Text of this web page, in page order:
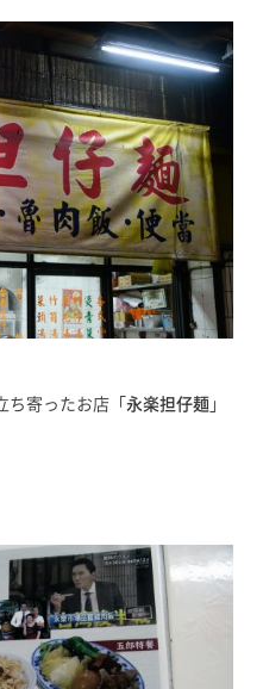
ち寄ったお店「 永楽担仔麺 」